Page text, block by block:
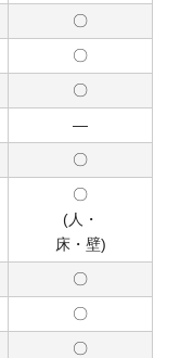
〇
〇
〇
―
〇
〇
(人・
床・ 壁)
〇
〇
〇